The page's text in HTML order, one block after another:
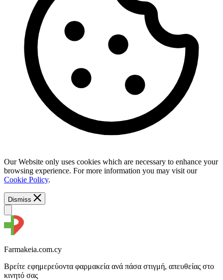
Our Website only uses cookies which are necessary to enhance your
browsing experience. For more information you may visit our
Cookie Policy.
Dismiss
Farmakeia.com.cy
Βρείτε εφημερεύοντα φαρμακεία ανά πάσα στιγμή, απευθείας στο
κινητό σας